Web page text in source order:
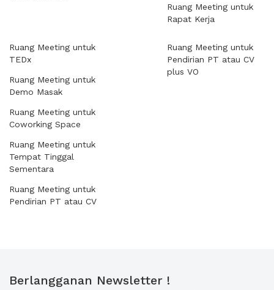
Ruang Meeting untuk
Rapat Kerja
Ruang Meeting untuk
TEDx
Ruang Meeting untuk
Demo Masak
Ruang Meeting untuk
Coworking Space
Ruang Meeting untuk
Tempat Tinggal
Sementara
Ruang Meeting untuk
Pendirian PT atau CV
Ruang Meeting untuk
Pendirian PT atau CV
plus VO
Berlangganan Newsletter !